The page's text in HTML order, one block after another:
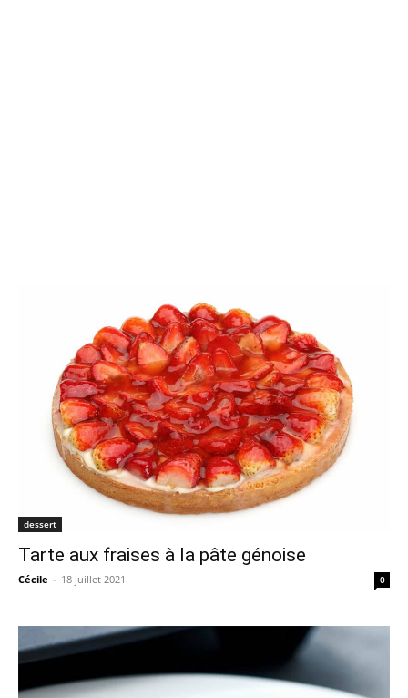
dessert
Tarte aux fraises à la pâte génoise
Cécile - 18 juillet 2021 0